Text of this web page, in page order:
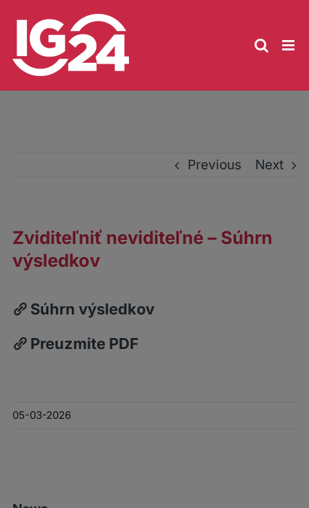
content
Previous Next
Zviditeľniť neviditeľné – Súhrn
výsledkov
Súhrn výsledkov
Preuzmite PDF
05-03-2026